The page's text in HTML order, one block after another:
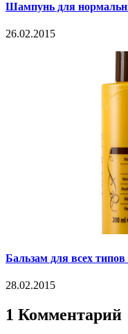
Шампунь для
26.02.2015
Бальзам для всех типов
28.02.2015
1 Комментарий